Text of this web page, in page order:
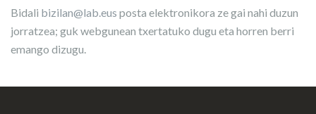
Bidali bizilan@lab.eus posta elektronikora ze gai nahi duzun
jorratzea; guk webgunean txertatuko dugu eta horren berri
emango dizugu.